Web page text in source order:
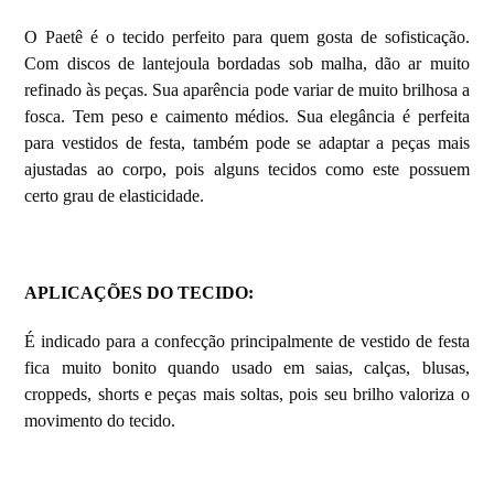
O Paetê é o tecido perfeito para quem gosta de sofisticação.
Com discos de lantejoula bordadas sob malha, dão ar muito
refinado às peças. Sua aparência pode variar de muito brilhosa a
fosca. Tem peso e caimento médios. Sua elegância é perfeita
para vestidos de festa, também pode se adaptar a peças mais
ajustadas ao corpo, pois alguns tecidos como este possuem
certo grau de elasticidade.
APLICAÇÕES DO TECIDO:
É indicado para a confecção principalmente de vestido de festa
fica muito bonito quando usado em saias, calças, blusas,
croppeds, shorts e peças mais soltas, pois seu brilho valoriza o
movimento do tecido.